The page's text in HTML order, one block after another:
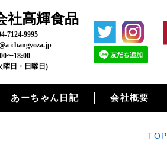
社高輝食品
7124-9995
changyoza.jp
〜18:00
曜日・日曜日)
あーちゃん日記 会社概要
TOP